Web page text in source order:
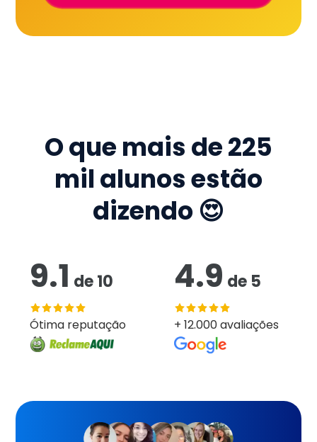
O que mais de225
mil alunos estão
dizendo 😍
9.1 de10
Ótima reputação
4.9 de 5
+ 12.000 avaliações